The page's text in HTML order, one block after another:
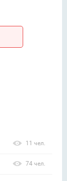
11 чел.
74 чел.